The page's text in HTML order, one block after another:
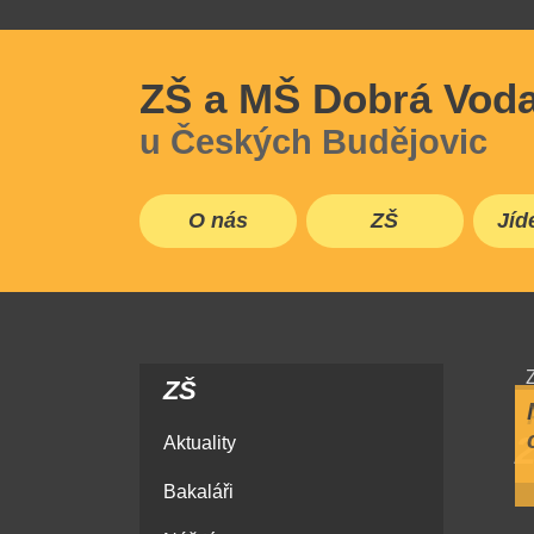
ZŠ a MŠ Dobrá
u Českých Budějovic
O nás ZŠ
ZŠ
Aktuality
Bakaláři